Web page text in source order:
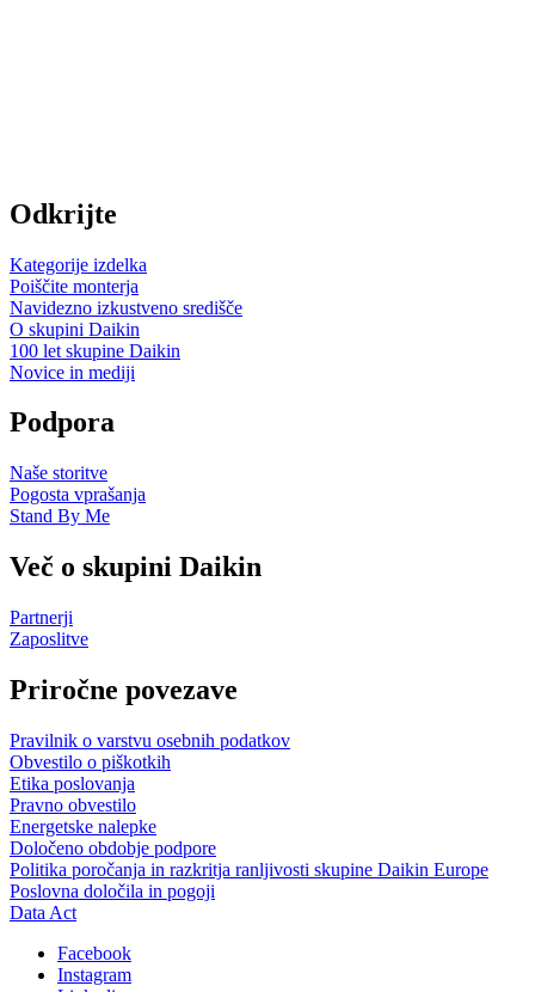
Odkrijte
Kategorije izdelka
Poiščite monterja
Navidezno izkustveno središče
O skupini Daikin
100 let skupine Daikin
Novice in mediji
Podpora
Naše storitve
Pogosta vprašanja
Stand By Me
Več o skupini Daikin
Partnerji
Zaposlitve
Priročne povezave
Pravilnik o varstvu osebnih podatkov
Obvestilo o piškotkih
Etika poslovanja
Pravno obvestilo
Energetske nalepke
Določeno obdobje podpore
Politika poročanja in razkritja ranljivosti skupine Daikin Europe
Poslovna določila in pogoji
Data Act
Facebook
Instagram